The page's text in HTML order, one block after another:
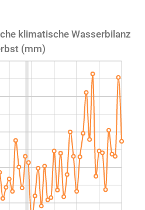
klimatische Wasserbilanz
(mm)